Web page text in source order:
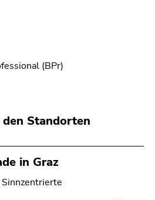
(BPr)
Standorten
in Graz